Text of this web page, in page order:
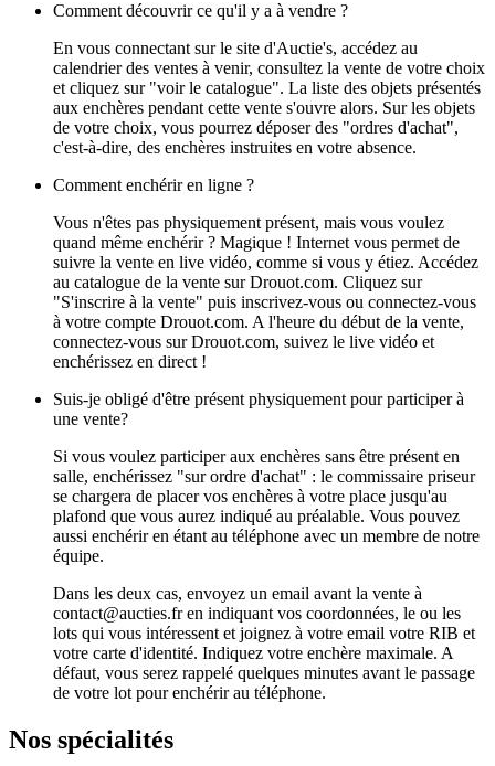
Comment découvrir ce qu'il y a à vendre ?
En vous connectant sur le site d'Auctie's, accédez au
calendrier des ventes à venir, consultez la vente de votre choix
et cliquez sur "voir le catalogue". La liste des objets présentés
aux enchères pendant cette vente s'ouvre alors. Sur les objets
de votre choix, vous pourrez déposer des "ordres d'achat",
c'est-à-dire, des enchères instruites en votre absence.
Comment enchérir en ligne ?
Vous n'êtes pas physiquement présent, mais vous voulez
quand même enchérir ? Magique ! Internet vous permet de
suivre la vente en live vidéo, comme si vous y étiez. Accédez
au catalogue de la vente sur Drouot.com. Cliquez sur
"S'inscrire à la vente" puis inscrivez-vous ou connectez-vous
à votre compte Drouot.com. A l'heure du début de la vente,
connectez-vous sur Drouot.com, suivez le live vidéo et
enchérissez en direct !
Suis-je obligé d'être présent physiquement pour participer à
une vente?
Si vous voulez participer aux enchères sans être présent en
salle, enchérissez "sur ordre d'achat" : le commissaire priseur
se chargera de placer vos enchères à votre place jusqu'au
plafond que vous aurez indiqué au préalable. Vous pouvez
aussi enchérir en étant au téléphone avec un membre de notre
équipe.
Dans les deux cas, envoyez un email avant la vente à
contact@aucties.fr en indiquant vos coordonnées, le ou les
lots qui vous intéressent et joignez à votre email votre RIB et
votre carte d'identité. Indiquez votre enchère maximale. A
défaut, vous serez rappelé quelques minutes avant le passage
de votre lot pour enchérir au téléphone.
Nos spécialités